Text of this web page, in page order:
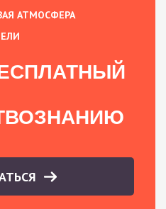
АТМОСФЕРА